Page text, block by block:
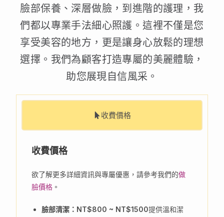
臉部保養、深層做臉，到進階的護理，我
們都以專業手法細心照護。這裡不僅是您
享受美容的地方，更是讓身心放鬆的理想
選擇。我們為顧客打造專屬的美麗體驗，
助您展現自信風采。
收費價格
收費價格
欲了解更多詳細資訊與專屬優惠，請參考我們的做
臉價格 。
臉部清潔：NT$800 ~ NT$1500提供溫和潔